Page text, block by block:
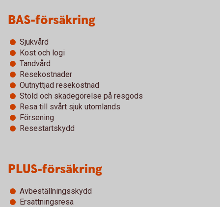
BAS-försäkring
Sjukvård
Kost och logi
Tandvård
Resekostnader
Outnyttjad resekostnad
Stöld och skadegörelse på resgods
Resa till svårt sjuk utomlands
Försening
Resestartskydd
PLUS-försäkring
Avbeställningsskydd
Ersättningsresa